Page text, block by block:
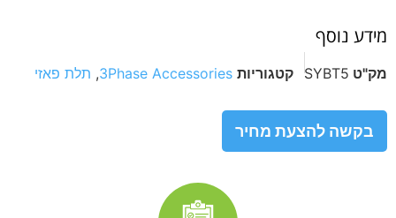
מידע נוסף
מק"ט SYBT5 קטגוריות 3Phase Accessories
, תלת פאזי
בקשה להצעת מחיר